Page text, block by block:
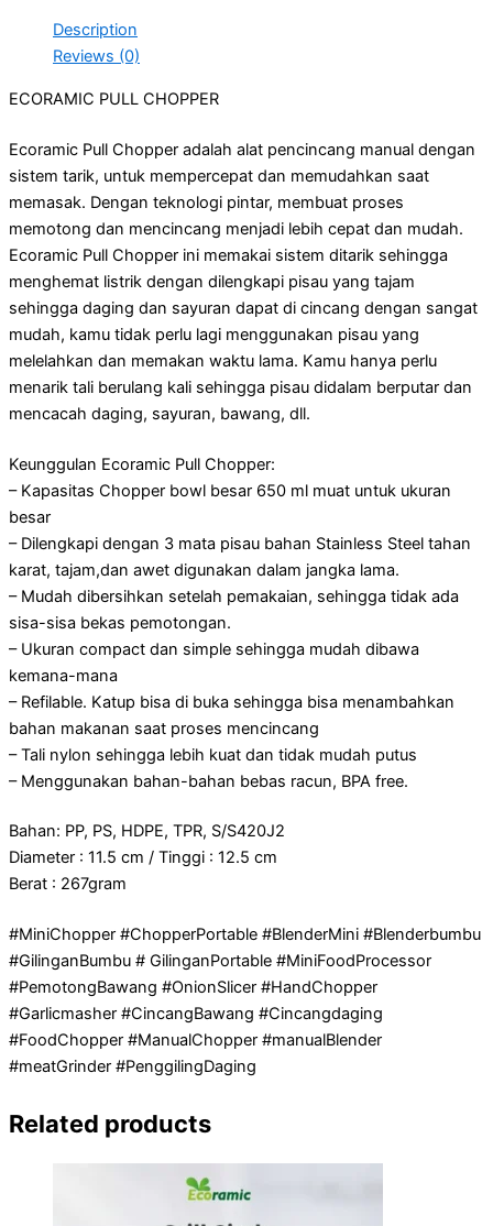
Description
Reviews (0)
ECORAMIC PULL CHOPPER
Ecoramic Pull Chopper adalah alat pencincang manual dengan
sistem tarik, untuk mempercepat dan memudahkan saat
memasak. Dengan teknologi pintar, membuat proses
memotong dan mencincang menjadi lebih cepat dan mudah.
Ecoramic Pull Chopper ini memakai sistem ditarik sehingga
menghemat listrik dengan dilengkapi pisau yang tajam
sehingga daging dan sayuran dapat di cincang dengan sangat
mudah, kamu tidak perlu lagi menggunakan pisau yang
melelahkan dan memakan waktu lama. Kamu hanya perlu
menarik tali berulang kali sehingga pisau didalam berputar dan
mencacah daging, sayuran, bawang, dll.
Keunggulan Ecoramic Pull Chopper:
– Kapasitas Chopper bowl besar 650 ml muat untuk ukuran
besar
– Dilengkapi dengan 3 mata pisau bahan Stainless Steel tahan
karat, tajam,dan awet digunakan dalam jangka lama.
– Mudah dibersihkan setelah pemakaian, sehingga tidak ada
sisa-sisa bekas pemotongan.
– Ukuran compact dan simple sehingga mudah dibawa
kemana-mana
– Refilable. Katup bisa di buka sehingga bisa menambahkan
bahan makanan saat proses mencincang
– Tali nylon sehingga lebih kuat dan tidak mudah putus
– Menggunakan bahan-bahan bebas racun, BPA free.
Bahan: PP, PS, HDPE, TPR, S/S420J2
Diameter : 11.5 cm / Tinggi : 12.5 cm
Berat : 267gram
#MiniChopper #ChopperPortable #BlenderMini #Blenderbumbu
#GilinganBumbu # GilinganPortable #MiniFoodProcessor
#PemotongBawang #OnionSlicer #HandChopper
#Garlicmasher #CincangBawang #Cincangdaging
#FoodChopper #ManualChopper #manualBlender
#meatGrinder #PenggilingDaging
Related products